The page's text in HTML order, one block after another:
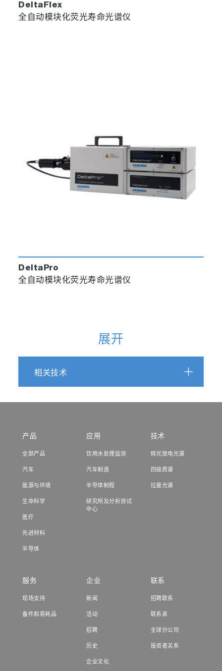
DeltaFlex
全自动模块化荧光寿命光谱仪
DeltaPro
全自动模块化荧光寿命光谱仪
展开
相关技术
产品
全部产品
汽车
能源与环境
生命科学
医疗
先进材料
半导体
应用
饮用水处理监测
汽车制造
半导体制程
研究所及分析测试
中心
技术
辉光放电光谱
四级质谱
拉曼光谱
服务
现场支持
备件和易耗品
企业
新闻
活动
招聘
历史
企业文化
联系
招聘联系
联系表
全球分公司
投资者关系